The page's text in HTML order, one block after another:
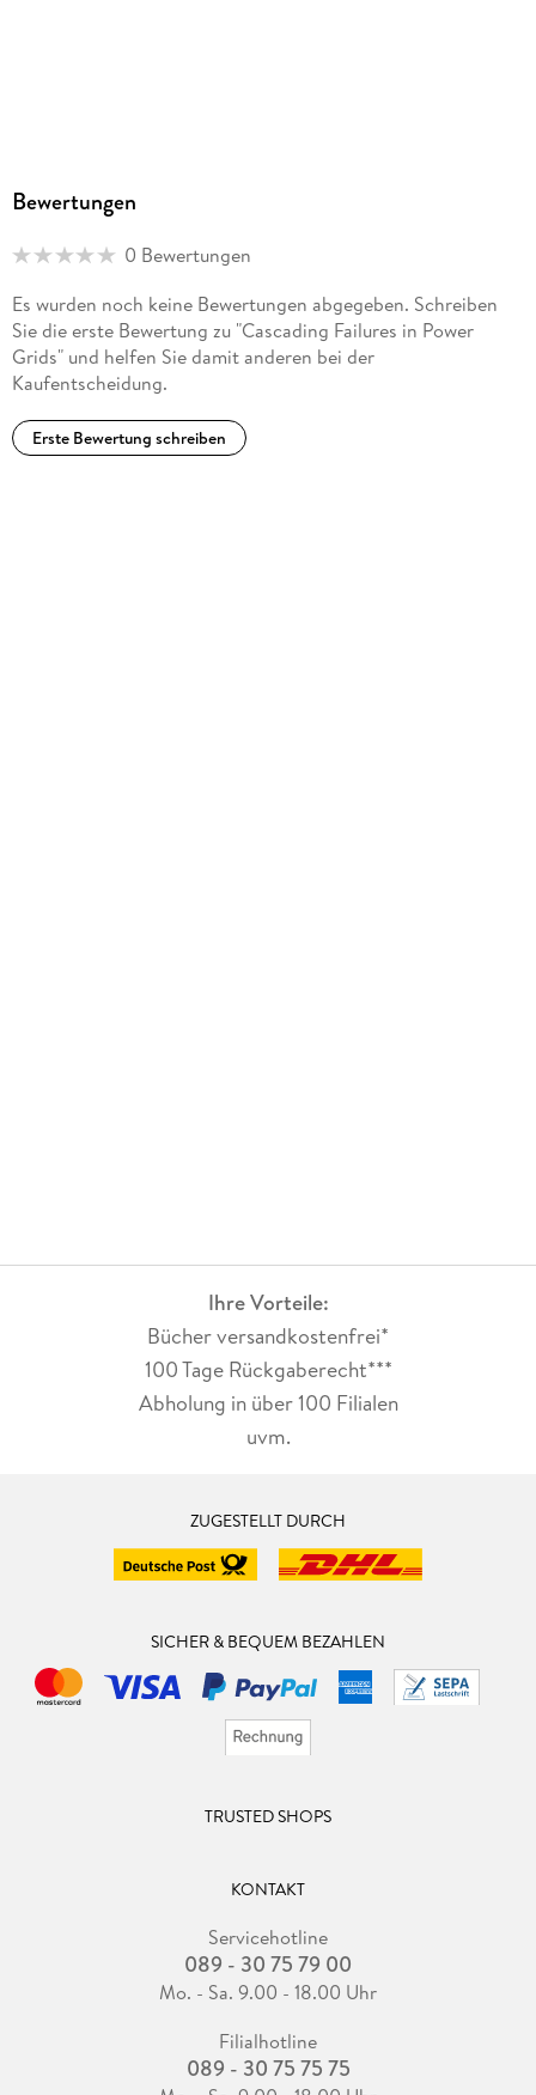
Bewertungen
0 Bewertungen
Es wurden noch keine Bewertungen abgegeben. Schreiben
Sie die erste Bewertung zu "Cascading Failures in Power
Grids" und helfen Sie damit anderen bei der
Kaufentscheidung.
Erste Bewertung schreiben
Ihre Vorteile:
Bücher versandkostenfrei*
100 Tage Rückgaberecht***
Abholung in über 100 Filialen
uvm.
ZUGESTELLT DURCH
SICHER & BEQUEM BEZAHLEN
TRUSTED SHOPS
KONTAKT
Servicehotline
089 - 30 75 79 00
Mo. - Sa. 9.00 - 18.00 Uhr
Filialhotline
089 - 30 75 75 75